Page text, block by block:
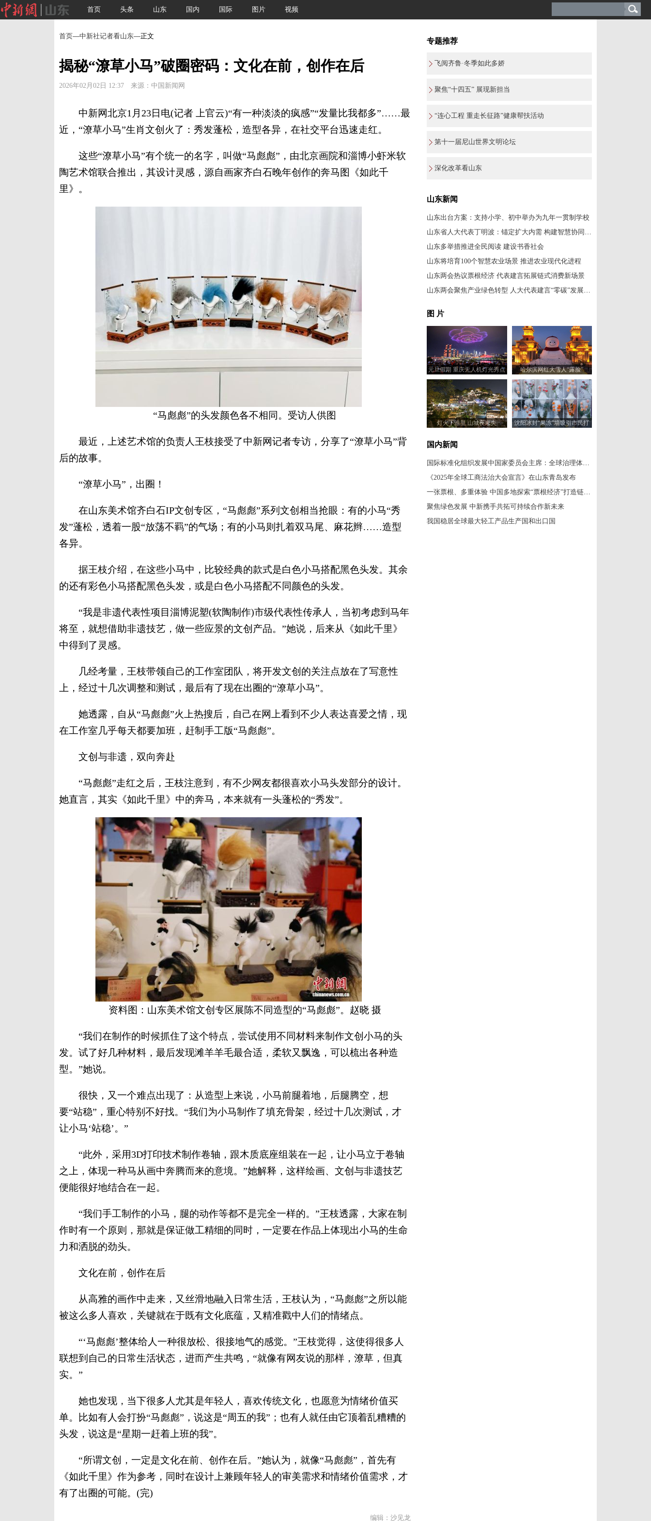
首页 头条 山东 国内 国际 图片 视频
首页—中新社记者看山东—正文
揭秘“潦草小马”破圈密码：文化在前，创作在后
2026年02月02日 12:37 来源：中国新闻网
中新网北京1月23日电(记者 上官云)“有一种淡淡的疯感”“发量比我都多”……最
近，“潦草小马”生肖文创火了：秀发蓬松，造型各异，在社交平台迅速走红。
这些“潦草小马”有个统一的名字，叫做“马彪彪”，由北京画院和淄博小虾米软
陶艺术馆联合推出，其设计灵感，源自画家齐白石晚年创作的奔马图《如此千
里》。
“马彪彪”的头发颜色各不相同。受访人供图
最近，上述艺术馆的负责人王枝接受了中新网记者专访，分享了“潦草小马”背
后的故事。
“潦草小马”，出圈！
在山东美术馆齐白石IP文创专区，“马彪彪”系列文创相当抢眼：有的小马“秀
发”蓬松，透着一股“放荡不羁”的气场；有的小马则扎着双马尾、麻花辫……造型
各异。
据王枝介绍，在这些小马中，比较经典的款式是白色小马搭配黑色头发。其余
的还有彩色小马搭配黑色头发，或是白色小马搭配不同颜色的头发。
“我是非遗代表性项目淄博泥塑(软陶制作)市级代表性传承人，当初考虑到马年
将至，就想借助非遗技艺，做一些应景的文创产品。”她说，后来从《如此千里》
中得到了灵感。
几经考量，王枝带领自己的工作室团队，将开发文创的关注点放在了写意性
上，经过十几次调整和测试，最后有了现在出圈的“潦草小马”。
她透露，自从“马彪彪”火上热搜后，自己在网上看到不少人表达喜爱之情，现
在工作室几乎每天都要加班，赶制手工版“马彪彪”。
文创与非遗，双向奔赴
“马彪彪”走红之后，王枝注意到，有不少网友都很喜欢小马头发部分的设计。
她直言，其实《如此千里》中的奔马，本来就有一头蓬松的“秀发”。
资料图：山东美术馆文创专区展陈不同造型的“马彪彪”。赵晓 摄
“我们在制作的时候抓住了这个特点，尝试使用不同材料来制作文创小马的头
发。试了好几种材料，最后发现滩羊羊毛最合适，柔软又飘逸，可以梳出各种造
型。”她说。
很快，又一个难点出现了：从造型上来说，小马前腿着地，后腿腾空，想
要“站稳”，重心特别不好找。“我们为小马制作了填充骨架，经过十几次测试，才
让小马‘站稳’。”
“此外，采用3D打印技术制作卷轴，跟木质底座组装在一起，让小马立于卷轴
之上，体现一种马从画中奔腾而来的意境。”她解释，这样绘画、文创与非遗技艺
便能很好地结合在一起。
“我们手工制作的小马，腿的动作等都不是完全一样的。”王枝透露，大家在制
作时有一个原则，那就是保证做工精细的同时，一定要在作品上体现出小马的生命
力和洒脱的劲头。
文化在前，创作在后
从高雅的画作中走来，又丝滑地融入日常生活，王枝认为，“马彪彪”之所以能
被这么多人喜欢，关键就在于既有文化底蕴，又精准戳中人们的情绪点。
“‘马彪彪’整体给人一种很放松、很接地气的感觉。”王枝觉得，这使得很多人
联想到自己的日常生活状态，进而产生共鸣，“就像有网友说的那样，潦草，但真
实。”
她也发现，当下很多人尤其是年轻人，喜欢传统文化，也愿意为情绪价值买
单。比如有人会打扮“马彪彪”，说这是“周五的我”；也有人就任由它顶着乱糟糟的
头发，说这是“星期一赶着上班的我”。
“所谓文创，一定是文化在前、创作在后。”她认为，就像“马彪彪”，首先有
《如此千里》作为参考，同时在设计上兼顾年轻人的审美需求和情绪价值需求，才
有了出圈的可能。(完)
编辑：沙见龙
专题推荐
飞阅齐鲁·冬季如此多娇
聚焦“十四五” 展现新担当
“连心工程 重走长征路”健康帮扶活动
第十一届尼山世界文明论坛
深化改革看山东
山东新闻
山东出台方案：支持小学、初中举办为九年一贯制学校
山东省人大代表丁明波：锚定扩大内需 构建智慧协同的产业生态链
山东多举措推进全民阅读 建设书香社会
山东将培育100个智慧农业场景 推进农业现代化进程
山东两会热议票根经济 代表建言拓展链式消费新场景
山东两会聚焦产业绿色转型 人大代表建言“零碳”发展新路径
图 片
元旦假期 重庆无人机灯光秀点
亮绚丽夜空
哈尔滨网红大雪人“露脸”
灯火下浩里 山城夜未央
沈阳冰封“果冻”墙吸引市民打
国内新闻
国际标准化组织发展中国家委员会主席：全球治理体系改革应共建共享
《2025年全球工商法治大会宣言》在山东青岛发布
一张票根、多重体验 中国多地探索“票根经济”打造链式消费新场景
聚焦绿色发展 中新携手共拓可持续合作新未来
我国稳居全球最大轻工产品生产国和出口国